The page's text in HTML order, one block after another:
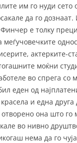
им го нуди сето
да го
е толку
меѓучовечките
актерките-
моќни
во спрега со
еден од
и една друга
она што го
во нивно
нема да го